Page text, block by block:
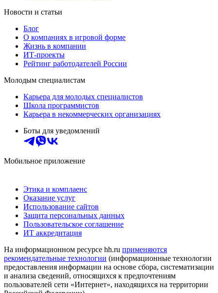
Новости и статьи
Блог
О компаниях в игровой форме
Жизнь в компании
ИТ-проекты
Рейтинг работодателей России
Молодым специалистам
Карьера для молодых специалистов
Школа программистов
Карьера в некоммерческих организациях
Боты для уведомлений
Мобильное приложение
Этика и комплаенс
Оказание услуг
Использование сайтов
Защита персональных данных
Пользовательское соглашение
ИТ аккредитация
На информационном ресурсе hh.ru применяются
рекомендательные технологии (информационные технологии
предоставления информации на основе сбора, систематизации
и анализа сведений, относящихся к предпочтениям
пользователей сети «Интернет», находящихся на территории